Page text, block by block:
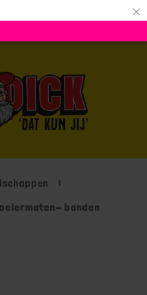
×
banden